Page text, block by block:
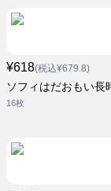
¥618(税込¥679.8)
ソフィはだおもい長
16枚